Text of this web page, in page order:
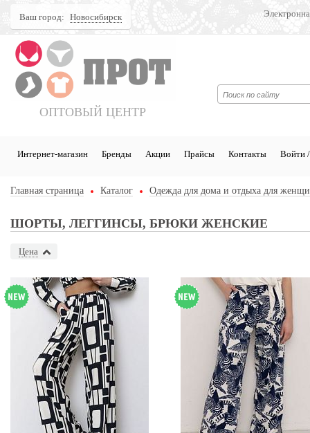
Ваш город: Новосибирск
ОПТОВЫЙ ЦЕНТР
Интернет-магазин Бренды Акции Прайсы Контакты Войти /
Главная страница Каталог Одежда для дома и отдыха для
ШОРТЫ, ЛЕГГИНСЫ, БРЮКИ ЖЕНСКИЕ
Цена